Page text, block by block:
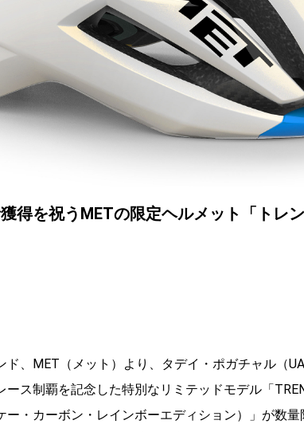
得を祝うMETの限定ヘルメット「トレ
、MET（メット）より、タデイ・ポガチャル（
ス制覇を記念した特別なリミテッドモデル「
ー・カーボン・レインボーエディション）」が数